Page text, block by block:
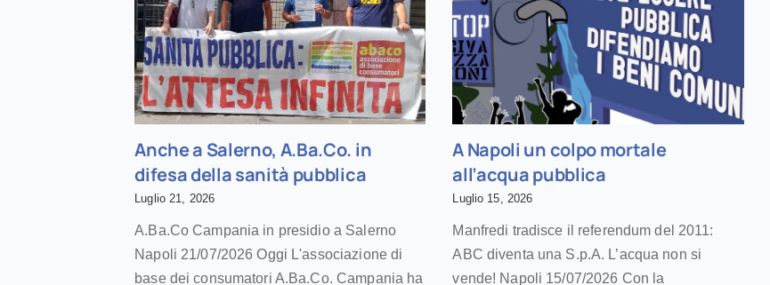
Anche a Salerno, A.Ba.Co. in
difesa della sanità pubblica
Luglio 21, 2026
A.Ba.Co Campania in presidio a Salerno
Napoli 21/07/2026 Oggi L'associazione di
base dei consumatori A.Ba.Co. Campania ha
A Napoli un colpo mortale
all’acqua pubblica
Luglio 15, 2026
Manfredi tradisce il referendum del 2011:
ABC diventa una S.p.A. L’acqua non si
vende! Napoli 15/07/2026 Con la